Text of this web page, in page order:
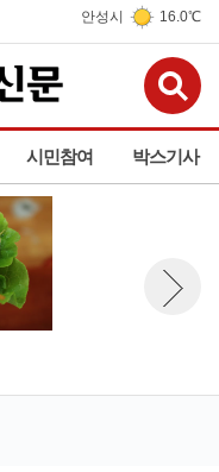
안성시 16.0℃
시민참여 박스기사